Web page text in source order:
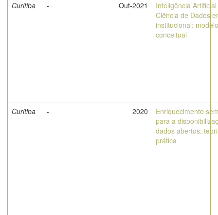
Curitiba - Out-2021
Inteligência
Ciência de Dados
institucional: modelo
conceitual
Curitiba - 2020
Enriquecimento
para a
dados abertos:
prática